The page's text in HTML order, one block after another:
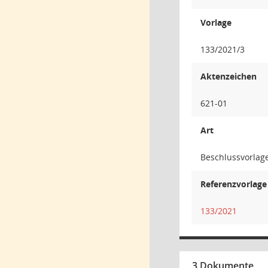
Vorlage
133/2021/3
Aktenzeichen
621-01
Art
Referenzvorlage
133/2021